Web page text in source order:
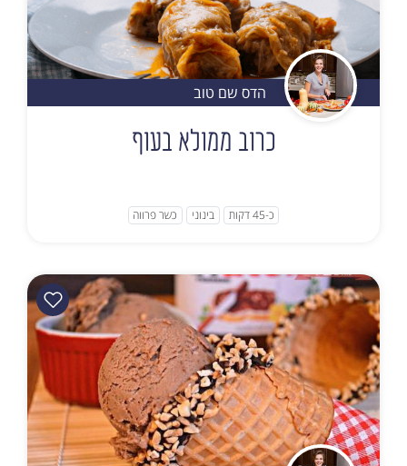
הדס שם טוב
כרוב ממולא בעוף
כ-45 דקות בינוני כשר פרווה